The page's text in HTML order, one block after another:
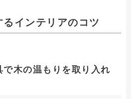
インテリアのコツ
で木の温もりを取り入れ